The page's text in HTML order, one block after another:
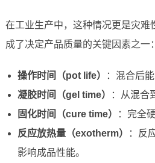
在工业生产中，这种情况更是灾难
成了决定产品质量的关键因素之一：
操作时间（pot life）
：混合后
凝胶时间（gel time）
：从混合
固化时间（cure time）
：完全
反应放热量（exotherm）
：反
影响成品性能。